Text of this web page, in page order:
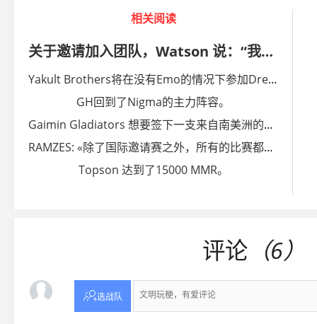
相关阅读
关于邀请加入团队，Watson 说：“我从未主动联系过任何人。总是别人邀请我。”
Yakult Brothers将在没有Emo的情况下参加DreamLeague第27赛季。
GH回到了Nigma的主力阵容。
Gaimin Gladiators 想要签下一支来自南美洲的队伍
RAMZES: «除了国际邀请赛之外，所有的比赛都是垃圾。»
Topson 达到了15000 MMR。
评论 （6）
选战队